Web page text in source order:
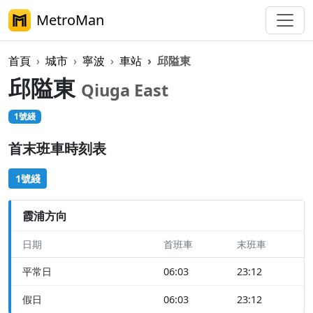
MetroMan
首頁 城市 寧波 車站 邱隘東
邱隘東 Qiuga East
1號綫
首末班車時刻表
1號綫
霞浦方向
日期 首班車 末班車
平常日 06:03 23:12
假日 06:03 23:12